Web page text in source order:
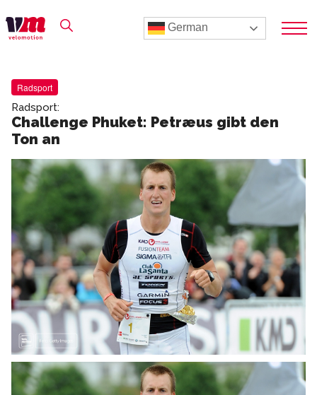
German
Radsport
Radsport:
Challenge Phuket: Petræus gibt den
Ton an